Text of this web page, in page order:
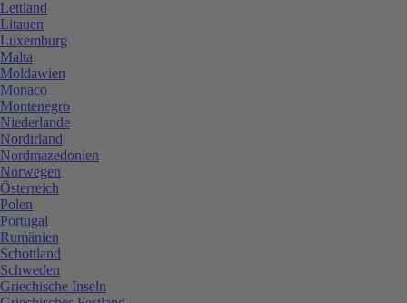
Lettland
Litauen
Luxemburg
Malta
Moldawien
Monaco
Montenegro
Niederlande
Nordirland
Nordmazedonien
Norwegen
Österreich
Polen
Portugal
Rumänien
Schottland
Schweden
Griechische Inseln